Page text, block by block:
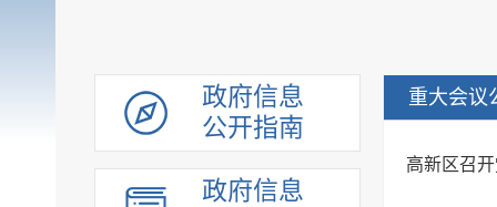
政府信息
公开指南
政府信息
重大会议
高新区召